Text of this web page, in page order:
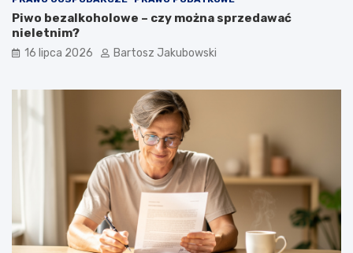
Piwo bezalkoholowe – czy można sprzedawać
nieletnim?
16 lipca 2026 Bartosz Jakubowski